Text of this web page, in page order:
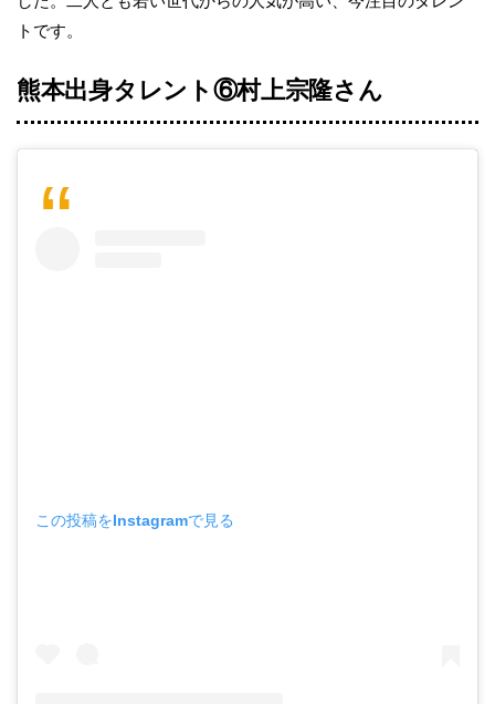
トです。
熊本出身タレント⑥村上宗隆さん
この投稿をInstagramで見る